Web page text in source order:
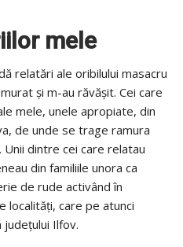
mele
relatări ale oribilului masacru
și m-au răvășit. Cei care
mele, unele apropiate, din
de unde se trage ramura
dintre cei care relatau
din familiile unora ca
de rude activând în
localităţi, care pe atunci
judeţului Ilfov.